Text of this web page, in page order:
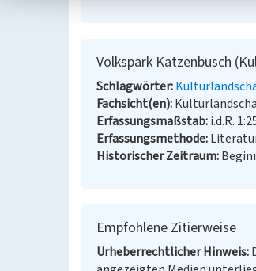
Volkspark Katzenbusch
Schlagwörter
Fachsicht(en)
Erfassungsmaßstab i.d.R.
Erfassungsmethode
Historischer Zeitraum
Empfohlene Zitierweise
Urheberrechtlicher Hinweis